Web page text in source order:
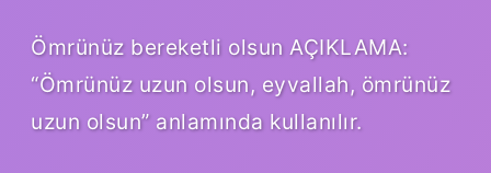
Ömrünüz bereketli olsun AÇIKLAMA:
“Ömrünüz uzun olsun, eyvallah, ömrünüz
uzun olsun” anlamında kullanılır.